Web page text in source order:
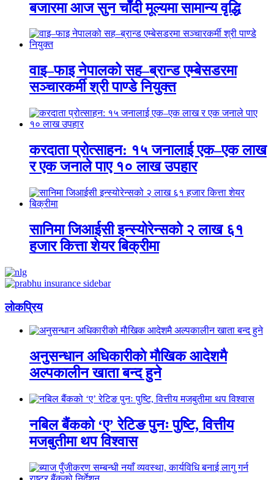
बजारमा आज सुन चाँदी मूल्यमा सामान्य वृद्धि
वाइ–फाइ नेपालको सह–ब्रान्ड एम्बेसडरमा
सञ्चारकर्मी श्री पाण्डे नियुक्त
करदाता प्रोत्साहन: १५ जनालाई एक–एक लाख
र एक जनाले पाए १० लाख उपहार
सानिमा जिआईसी इन्स्योरेन्सको २ लाख ६१
हजार कित्ता शेयर बिक्रीमा
लाेकप्रिय
अनुसन्धान अधिकारीकाे माैखिक आदेशमै
अल्पकालीन खाता बन्द हुने
नबिल बैंकको ‘ए’ रेटिङ पुनः पुष्टि, वित्तीय
मजबुतीमा थप विश्वास